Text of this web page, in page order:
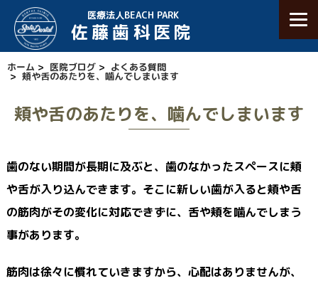
医療法人BEACH PARK
佐藤歯科医院
ホーム > 医院ブログ > よくある質問
> 頬や舌のあたりを、噛んでしまいます
頬や舌のあたりを、噛んでしまいます
歯のない期間が長期に及ぶと、歯のなかったスペースに頬
や舌が入り込んできます。そこに新しい歯が入ると頬や舌
の筋肉がその変化に対応できずに、舌や頬を噛んでしまう
事があります。
筋肉は徐々に慣れていきますから、心配はありませんが、